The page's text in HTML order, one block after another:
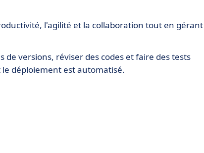
l'agilité et la collaboration tout en gérant
de versions, réviser des codes et faire des tests
déploiement est automatisé.